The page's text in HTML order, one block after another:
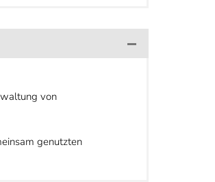
von
genutzten